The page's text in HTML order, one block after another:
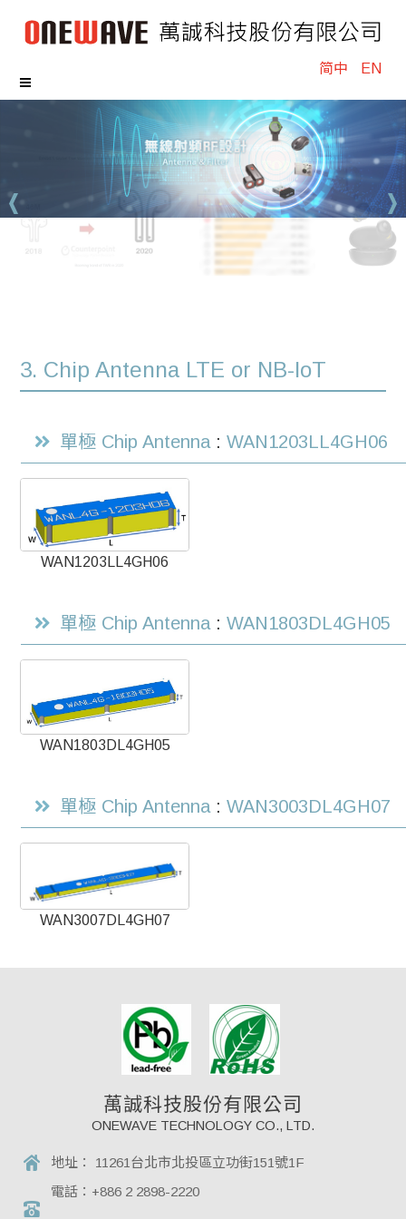
简中 EN
3. Chip Antenna LTE or NB-loT
單極 Chip Antenna :WAN1203LL4GH06
WAN1203LL4GH06
單極 Chip Antenna :WAN1803DL4GH05
WAN1803DL4GH05
單極 Chip Antenna :WAN3003DL4GH07
WAN3007DL4GH07
萬誠科技股份有限公司
ONEWAVE TECHNOLOGY CO., LTD.
地址： 11261台北市北投區立功街151號1F
電話： +886 2 2898-2220